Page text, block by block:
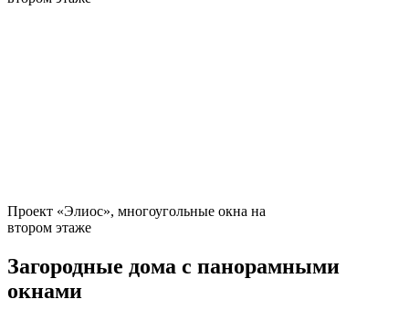
Проект «Элиос», многоугольные окна на
втором этаже
Загородные дома с панорамными
окнами